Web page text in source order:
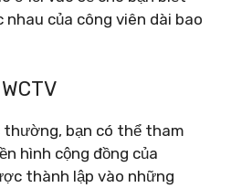
của công viên dài bao
thường, bạn có thể tham
hình cộng đồng của
thành lập vào những